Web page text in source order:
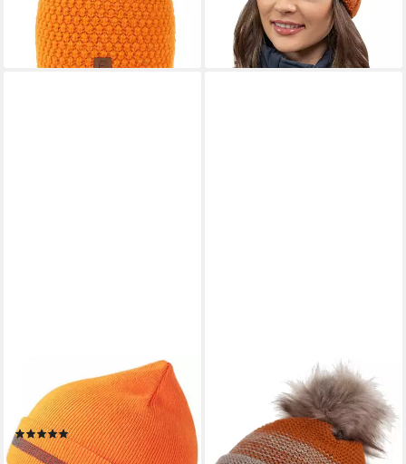
lieferbar - in 3-4 Werktagen bei dir
+1
Outdoorhut Workout Beanie
Recycled
(1)
ab 14,95 €
Bommelmütze Wintermütze
Damen Herren Mütze Beanie
Haube gefüttert
Bommelmütze 12